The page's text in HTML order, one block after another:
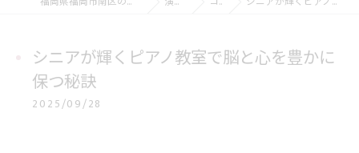
シニアが輝くピアノ教室で脳と心を豊かに
保つ秘訣
2025/09/28